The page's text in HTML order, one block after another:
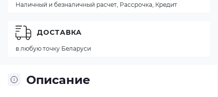
Описание
Наличный и безналичный расчет, Рассрочка, Кредит
ДОСТАВКА
в любую точку Беларуси